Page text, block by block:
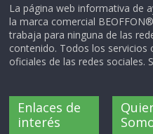
La página web informativa de
la marca comercial
trabaja para ninguna de las
contenido. Todos los servicios
oficiales de las redes sociales.
Enlaces de
interés